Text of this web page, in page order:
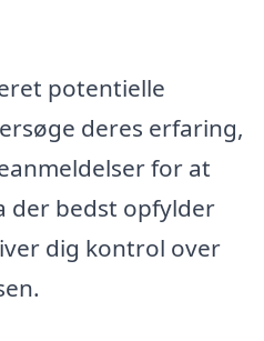
potentielle
deres erfaring,
for at
der bedst opfylder
dig kontrol over